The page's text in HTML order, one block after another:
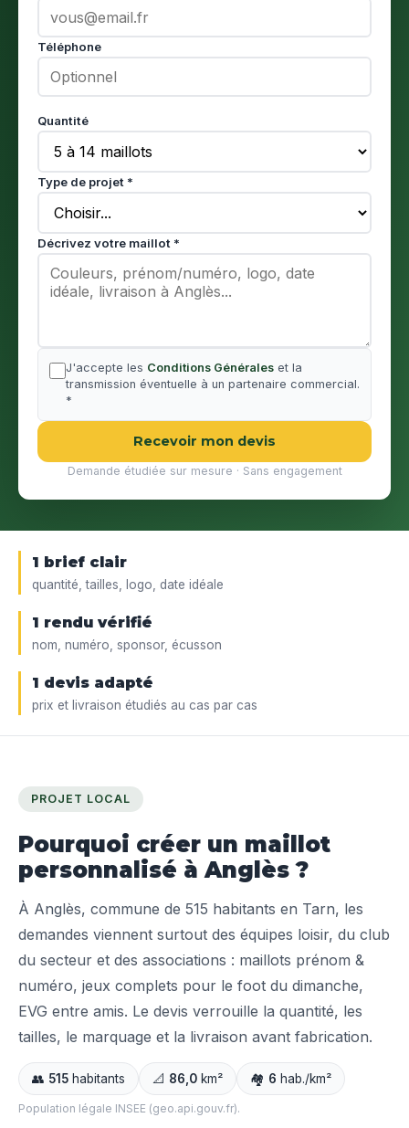
Téléphone
Quantité
Type de projet *
Décrivez votre maillot *
J'accepte les Conditions Générales et la
transmission éventuelle à un partenaire commercial.
*
Recevoir mon devis
Demande étudiée sur mesure · Sans engagement
1 brief clair
quantité, tailles, logo, date idéale
1 rendu vérifié
nom, numéro, sponsor, écusson
1 devis adapté
prix et livraison étudiés au cas par cas
PROJET LOCAL
Pourquoi créer un maillot
personnalisé à Anglès ?
À Anglès, commune de 515 habitants en Tarn, les
demandes viennent surtout des équipes loisir, du club
du secteur et des associations : maillots prénom &
numéro, jeux complets pour le foot du dimanche,
EVG entre amis. Le devis verrouille la quantité, les
tailles, le marquage et la livraison avant fabrication.
👥 515 habitants 📐 86,0 km² 🏘️ 6 hab./km²
Population légale INSEE (geo.api.gouv.fr).